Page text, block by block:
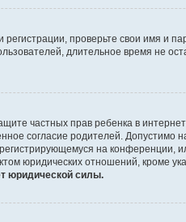
проверьте свои имя и
длительное время не
частных прав ребенка в
согласие родителей.
на
юридических отношений, кроме
юридической силы.